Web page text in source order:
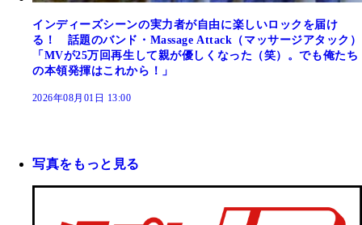
インディーズシーンの実力者が自由に楽しいロックを届け
る！ 話題のバンド・Massage Attack（マッサージアタック）
「MVが25万回再生して親が優しくなった（笑）。でも俺たち
の本領発揮はこれから！」
2026年08月01日 13:00
写真をもっと見る